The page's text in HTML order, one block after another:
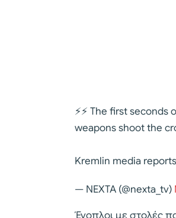
⚡️⚡️ The first
weapons shoot the
Kremlin media
— NEXTA (@nexta_tv)
Ένοπλοι με στολές